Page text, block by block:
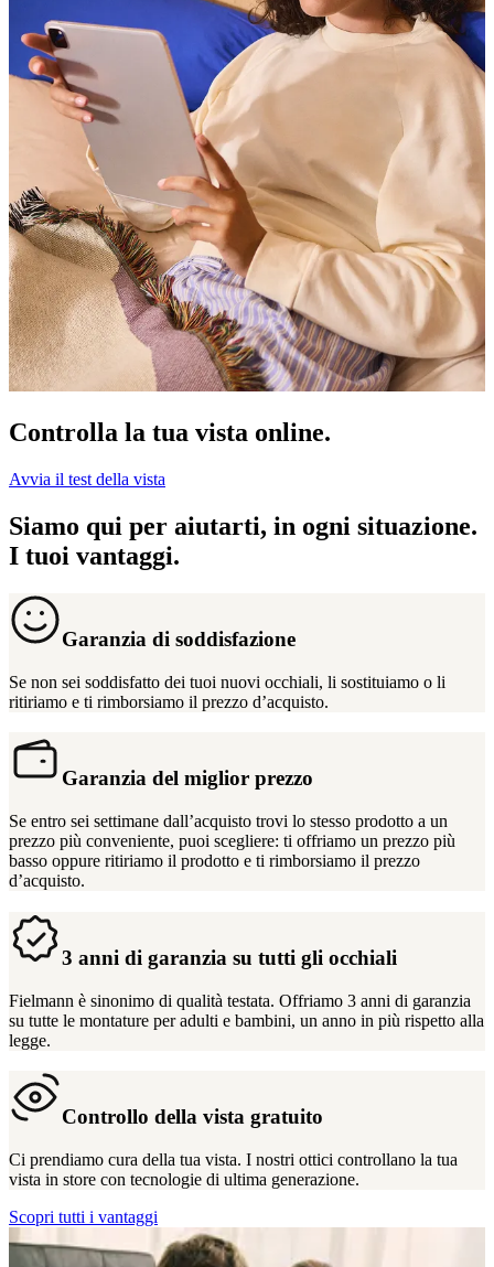
Controlla la tua vista online.
Avvia il test della vista
Siamo qui per aiutarti, in ogni situazione.
I tuoi vantaggi.
Garanzia di soddisfazione
Se non sei soddisfatto dei tuoi nuovi occhiali, li sostituiamo o li
ritiriamo e ti rimborsiamo il prezzo d’acquisto.
Garanzia del miglior prezzo
Se entro sei settimane dall’acquisto trovi lo stesso prodotto a un
prezzo più conveniente, puoi scegliere: ti offriamo un prezzo più
basso oppure ritiriamo il prodotto e ti rimborsiamo il prezzo
d’acquisto.
3 anni di garanzia su tutti gli occhiali
Fielmann è sinonimo di qualità testata. Offriamo 3 anni di garanzia
su tutte le montature per adulti e bambini, un anno in più rispetto alla
legge.
Controllo della vista gratuito
Ci prendiamo cura della tua vista. I nostri ottici controllano la tua
vista in store con tecnologie di ultima generazione.
Scopri tutti i vantaggi